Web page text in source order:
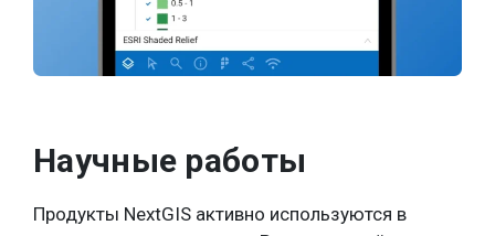
Научные работы
Продукты NextGIS активно используются в